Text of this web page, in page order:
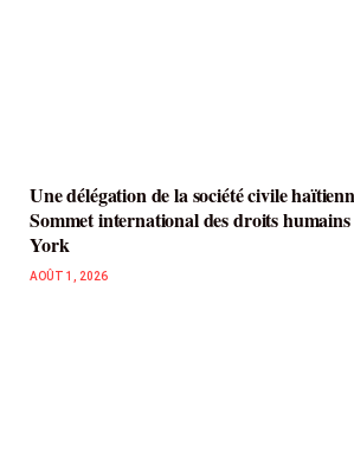
Une délégation de la société civile
Sommet international des droits
York
AOÛT 1, 2026